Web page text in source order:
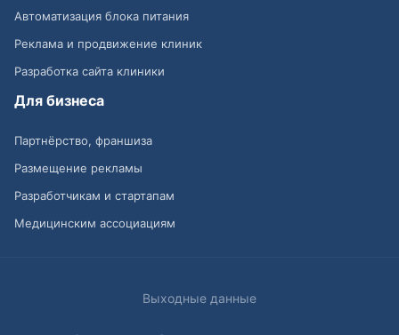
Автоматизация блока питания
Реклама и продвижение клиник
Разработка сайта клиники
Для бизнеса
Партнёрство, франшиза
Размещение рекламы
Разработчикам и стартапам
Медицинским ассоциациям
Выходные данные